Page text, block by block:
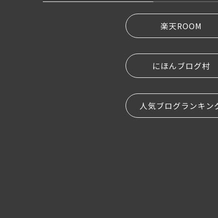
楽天ROOM
にほんブログ村
人気ブログランキン